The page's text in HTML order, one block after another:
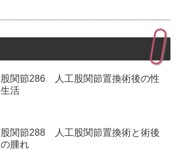
股関節286 人工股関節置換術後の性
生活
股関節288 人工股関節置換術と術後
の腫れ